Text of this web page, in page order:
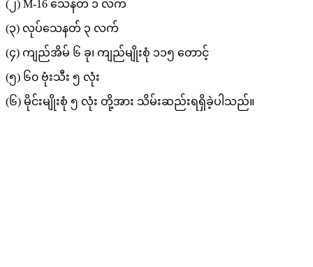
(၂) M-16 သေနတ် ၁ လက်
(၃) လုပ်သေနတ် ၃ လက်
(၄) ကျည်အိမ် ၆ ခု၊ ကျည်မျိုးစုံ ၁၁၅ တောင့်
(၅) ၆၀ ဗုံးသီး ၅ လုံး
(၆) မိုင်းမျိုးစုံ ၅ လုံး တို့အား သိမ်းဆည်းရရှိခဲ့ပါသည်။